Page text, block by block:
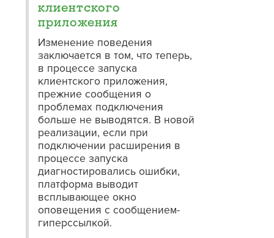
клиентского
приложения
Изменение поведения
заключается в том, что теперь,
в процессе запуска
клиентского приложения,
прежние сообщения о
проблемах подключения
больше не выводятся. В новой
реализации, если при
подключении расширения в
процессе запуска
диагностировались ошибки,
платформа выводит
всплывающее окно
оповещения с сообщением-
гиперссылкой.